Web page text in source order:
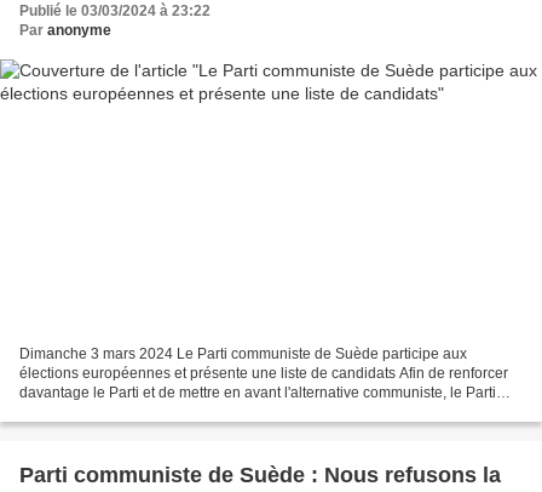
Publié le 03/03/2024 à 23:22
Par anonyme
Dimanche 3 mars 2024 Le Parti communiste de Suède participe aux
élections européennes et présente une liste de candidats Afin de renforcer
davantage le Parti et de mettre en avant l'alternative communiste, le Parti
Parti communiste de Suède : Nous refusons la